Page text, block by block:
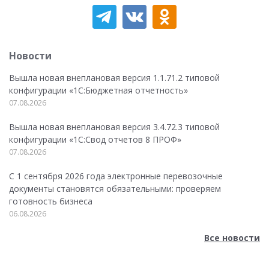
Новости
Вышла новая внеплановая версия 1.1.71.2 типовой
конфигурации «1C:Бюджетная отчетность»
07.08.2026
Вышла новая внеплановая версия 3.4.72.3 типовой
конфигурации «1C:Свод отчетов 8 ПРОФ»
07.08.2026
С 1 сентября 2026 года электронные перевозочные
документы становятся обязательными: проверяем
готовность бизнеса
06.08.2026
Все новости